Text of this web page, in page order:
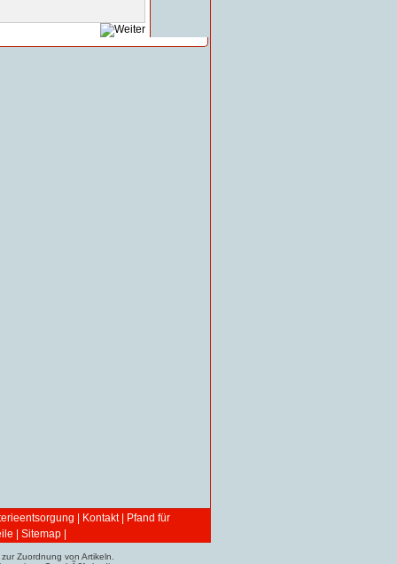
Kontakt|
Pfand für
Sitemap|
Zuordnung von Artikeln.